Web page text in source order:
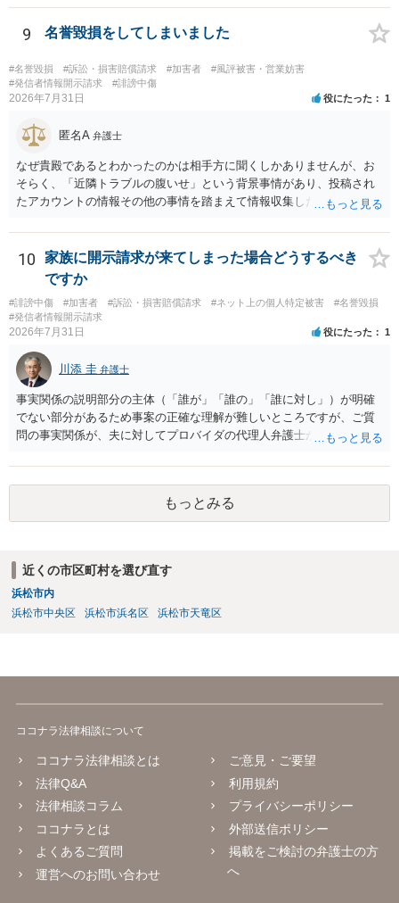
が生まれた日より五年以上前の日に生まれた者に限る。）は、一年以
下の拘禁刑又は五十万円以下の罰金に処する。 一 威迫し、偽計を用
い又は誘惑して面会を要求すること。 二 拒まれたにもかかわらず、
反復して面会を要求すること。 三 金銭その他の利益を供与し、又は
その申込み若しくは約束をして面会を要求すること。 2前項の罪を犯
し、よってわいせつの目的で当該十六歳未満の者と面会をした者は、
9 名誉毀損をしてしまいました
#名誉毀損 #訴訟・損害賠償請求 #加害者
#風評被害・営業妨害
#発信者情報開示請求
#誹謗中傷
2026年7月31日 役にたった 1
匿名A 弁護士
なぜ貴殿であるとわかったのかは相手方に聞くしかありませんが、お
そらく、「近隣トラブルの腹いせ」という背景事情があり、投稿され
たアカウントの情報その他の事情を踏まえて情報収集した結果、この
貴殿が投稿した事実を認めてしまったことで「答え合わせ」になって
しまったのではないでしょうか。 相手方の動きについても、相手方次
第ですので何とも言えません。公開の場で回答するには情報が乏し
く、ここで詳細を明らかにすることは事案の特定に繋がってしまうの
で、弁護士へ直接相談した方がよいです。
10
家族に開示請求が来てしまった場合どうするべき
ですか
#誹謗中傷 #加害者 #訴訟・損害賠償請求 #ネット上の個人特定被害
#名誉毀損
#発信者情報開示請求
2026年7月31日 役にたった 1
川添 圭 弁護士
事実関係の説明部分の主体（「誰が」「誰の」「誰に対し」）が明確
でない部分があるため事案の正確な理解が難しいところですが、ご質
問の事実関係が、夫に対してプロバイダの代理人弁護士から発信者情
情報として夫の氏名と住所が開示され、開示請求者（の代理人弁護
士）が、夫に対して内容証明郵便を送ったり訴訟の提起がなされたり
する可能性があるように思われます。この場合は、開示請求者（とあ
る女性？）の代理人弁護士へ、実は投稿者があなたであるという内容
務所であるのか、それとも開示請求者の代理人の事務所なのかが不明
ですが、もし前者であれば、書類の再送要請にはあまり意味はなく、
一方、後者であるなら、夫を被告として提訴に至る可能性も考える必
で弁護士へ直接相談するべきでしょう。
もっとみる
近くの市区町村を選び直す
浜松市内
浜松市中央区
浜松市浜名区 浜松市天竜区
ココナラ法律相談について
ココナラ法律相談とは
法律Q&A
法律相談コラム
ココナラとは
よくあるご質問
運営へのお問い合わせ
ご意見・ご要望
利用規約
プライバシーポリシー
外部送信ポリシー
掲載をご検討の弁護士の方
へ